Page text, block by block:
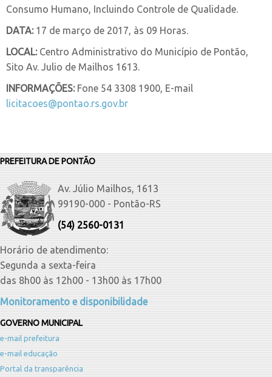
Consumo Humano, Incluindo Controle de Qualidade.
DATA:17 de março de 2017, às 09 Horas.
LOCAL:Centro Administrativo do Município de Pontão,
Sito Av. Julio de Mailhos 1613.
INFORMAÇÕES:Fone 54 3308 1900, E-mail
licitacoes@pontao.rs.gov.br
PREFEITURA DE PONTÃO
Av. Júlio Mailhos, 1613
99190-000 - Pontão-RS
(54) 2560-0131
Horário de atendimento:
Segunda a sexta-feira
das 8h00 às 12h00 - 13h00 às 17h00
Monitoramento e disponibilidade
GOVERNO MUNICIPAL
e-mail prefeitura
e-mail educação
Portal da transparência